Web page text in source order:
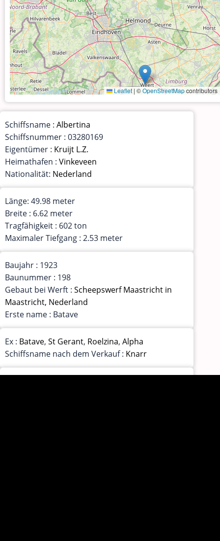
Leaflet | ©OpenStreetMapcontributors
Schiffsname : Albertina
Schiffsnummer : 03280169
Eigentümer : Kruijt L.Z.
Heimathafen : Vinkeveen
Nationalität: Nederland
Länge: 49.98 meter
Breite : 6.62 meter
Tragfähigkeit : 602 ton
Maximaler Tiefgang : 2.53 meter
Baujahr : 1923
Baunummer : 198
Gebaut bei Werft : Scheepswerf Maastricht in
Maastricht, Nederland
Erste name : Batave
Ex : Batave, St Gerant, Roelzina, Alpha
Schiffsname nach dem Verkauf : Knarr